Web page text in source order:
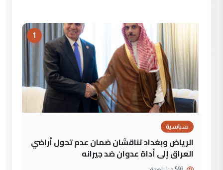
1
سياسية
الرياض وبغداد تناقشان ضمان عدم تحول أراضي
العراق إلى أداة عدوان ضد جيرانه